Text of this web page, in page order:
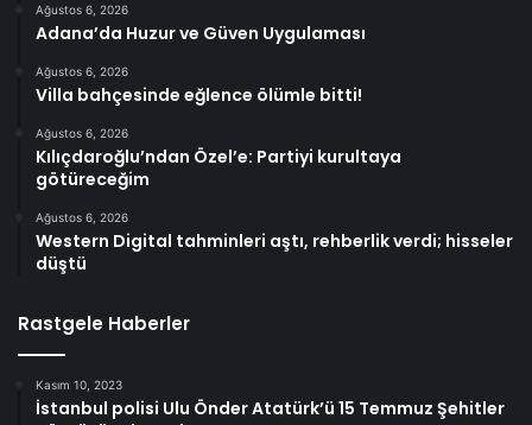
Ağustos 6, 2026
Adana’da Huzur ve Güven Uygulaması
Ağustos 6, 2026
Villa bahçesinde eğlence ölümle bitti!
Ağustos 6, 2026
Kılıçdaroğlu’ndan Özel’e: Partiyi kurultaya
götüreceğim
Ağustos 6, 2026
Western Digital tahminleri aştı, rehberlik verdi; hisseler
düştü
Rastgele Haberler
Kasım 10, 2023
İstanbul polisi Ulu Önder Atatürk’ü 15 Temmuz Şehitler